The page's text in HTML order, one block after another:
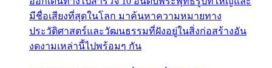
มีชื่อเสียงที่สุดในโลก มาค้นหาความหมายทาง
ประวัติศาสตร์และวัฒนธรรมที่ฝังอยู่ในสิ่งก่อสร้างอัน
งดงามเหล่านี้ไปพร้อมๆ กัน